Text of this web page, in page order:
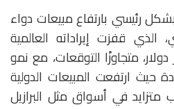
رئيسي بارتفاع مبيعات دواء
الذي قفزت إيراداته العالمية
إلى 9.94 مليار دولار، متجاوزًا التوقعات، مع نمو
حيث ارتفعت المبيعات الدولية
طلب متزايد في أسواق مثل البرازيل